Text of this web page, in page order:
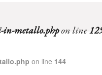
metallo.phpon line
on line 144